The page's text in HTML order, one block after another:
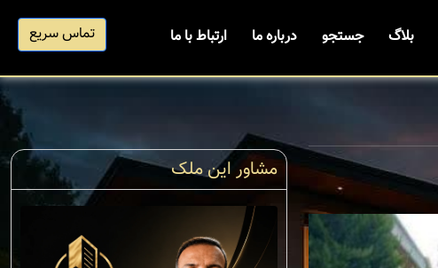
بلاگ جستجو درباره ما ارتباط با ما تماس سریع
مشاور این ملک